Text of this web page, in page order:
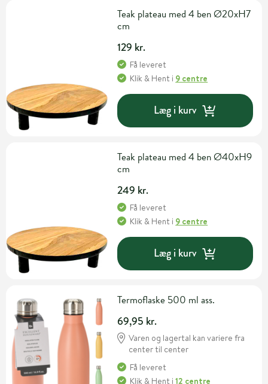
Teak plateau med 4 ben Ø20xH7
cm
129 kr.
Få leveret
Klik & Hent i 9 centre
Læg i kurv
Teak plateau med 4 ben Ø40xH9
cm
249 kr.
Få leveret
Klik & Hent i 9 centre
Læg i kurv
Termoflaske 500 ml ass.
69,95 kr.
Varen og lagertal kan variere fra
center til center
Få leveret
Klik & Hent i12 centre